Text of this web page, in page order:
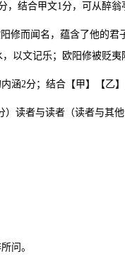
，结合甲文1分，可从醉
修而闻名，蕴含了他的
以文记乐；欧阳修被贬
内涵2分；结合【甲】【乙】
）读者与读者（读者与其
问。